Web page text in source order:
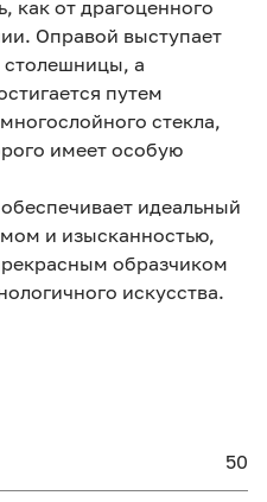
как от драгоценного
Оправой выступает
столешницы, а
путем
стекла,
имеет особую
идеальный
и изысканностью,
образчиком
искусства.
50